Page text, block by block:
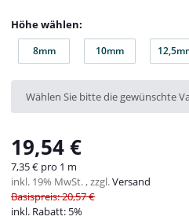
Höhe wählen:
8mm
8mm 10mm
10mm
x
Wählen Sie bitte die gewünschte
19,54 €
7,35 € pro 1 m
inkl. 19% MwSt. , zzgl.Versand
Basispreis: 20,57 €
inkl. Rabatt: 5%